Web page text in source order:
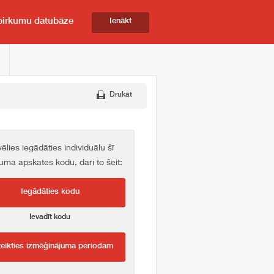
datubāze Ienākt
Drukāt
iegādāties individuālu šī
apskates kodu, dari to šeit:
Iegādāties kodu
Ievadīt kodu
izmēģinājuma periodam